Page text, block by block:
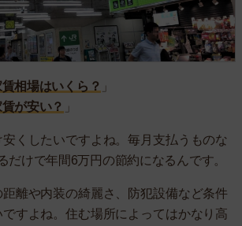
相場はいくら？ 」
が安い？ 」
くしたいですよね。毎月支払うものな
だけで年間6万円の節約になるんです。
距離や内装の綺麗さ、防犯設備など条件
すよね。住む場所によってはかなり高